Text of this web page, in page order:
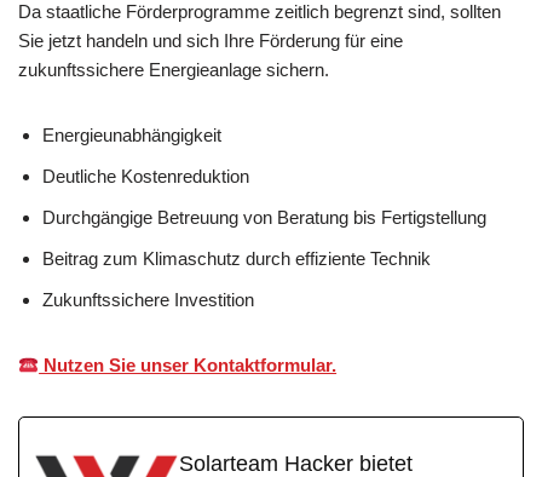
Da staatliche Förderprogramme zeitlich begrenzt sind, sollten
Sie jetzt handeln und sich Ihre Förderung für eine
zukunftssichere Energieanlage sichern.
Energieunabhängigkeit
Deutliche Kostenreduktion
Durchgängige Betreuung von Beratung bis Fertigstellung
Beitrag zum Klimaschutz durch effiziente Technik
Zukunftssichere Investition
Nutzen Sie unser Kontaktformular.
Solarteam Hacker bietet